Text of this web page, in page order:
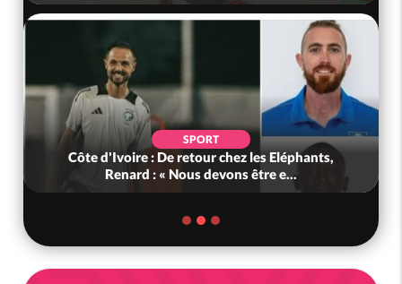
SPORT
Côte d'Ivoire : De retour chez les Eléphants,
Renard : « Nous devons être e...